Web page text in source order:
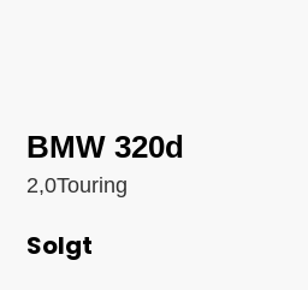
BMW 320d
2,0Touring
Solgt